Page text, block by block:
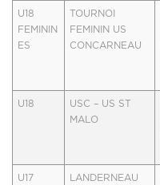
U18
FEMININ
ES
TOURNOI
FEMININ US
CONCARNEAU
U18
USC – US ST
MALO
U17
LANDERNEAU